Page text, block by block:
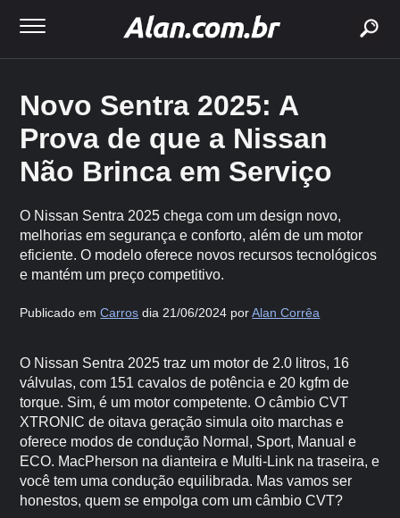
Novo Sentra 2025: A
Prova de que a Nissan
Não Brinca em Serviço
O Nissan Sentra 2025 chega com um design novo,
melhorias em segurança e conforto, além de um motor
eficiente. O modelo oferece novos recursos tecnológicos
e mantém um preço competitivo.
Publicado emCarros dia 21/06/2024 porAlan Corrêa
O Nissan Sentra 2025 traz um motor de 2.0 litros, 16
válvulas, com 151 cavalos de potência e 20 kgfm de
torque. Sim, é um motor competente. O câmbio CVT
XTRONIC de oitava geração simula oito marchas e
oferece modos de condução Normal, Sport, Manual e
ECO. MacPherson na dianteira e Multi-Link na traseira, e
você tem uma condução equilibrada. Mas vamos ser
honestos, quem se empolga com um câmbio CVT?